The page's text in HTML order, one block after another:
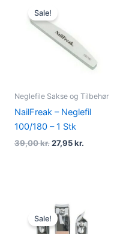
Sale!
Neglefile Sakse og Tilbehør
NailFreak – Neglefil
100/180 – 1 Stk
39,00kr.
price
was:
39,00 kr..
27,95kr.
Sale!
Original
price
was:
is: